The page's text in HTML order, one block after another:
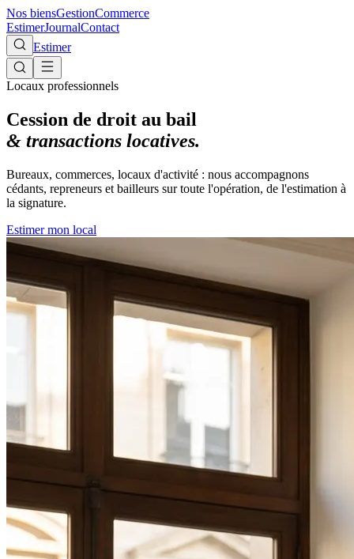
Nos biensGestionCommerce
EstimerJournalContact
Estimer
Locaux professionnels
Cession de droit au bail
& transactions locatives.
Bureaux, commerces, locaux d'activité : nous accompagnons
cédants, repreneurs et bailleurs sur toute l'opération, de l'estimation à
la signature.
Estimer mon local